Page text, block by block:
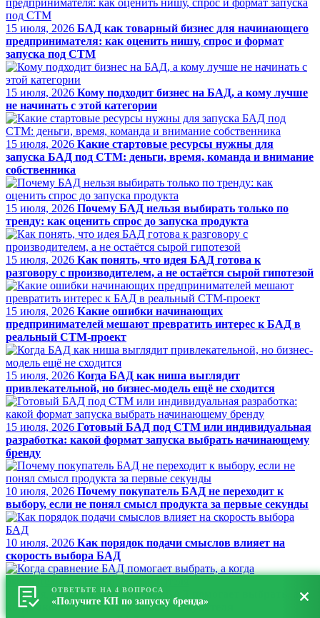
15 июля, 2026 БАД как товарный бизнес для начинающего
предпринимателя: как оценить нишу, спрос и формат
запуска под СТМ
15 июля, 2026 Кому подходит бизнес на БАД, а кому лучше
не начинать с этой категории
15 июля, 2026 Какие стартовые ресурсы нужны для
запуска БАД под СТМ: деньги, время, команда и внимание
собственника
15 июля, 2026 Почему БАД нельзя выбирать только по
тренду: как оценить спрос до запуска продукта
15 июля, 2026 Как понять, что идея БАД готова к
разговору с производителем, а не остаётся сырой гипотезой
15 июля, 2026 Какие ошибки начинающих
предпринимателей мешают превратить интерес к БАД в
реальный СТМ-проект
15 июля, 2026 Когда БАД как ниша выглядит
привлекательной, но бизнес-модель ещё не сходится
15 июля, 2026 Готовый БАД под СТМ или индивидуальная
разработка: какой формат запуска выбрать начинающему
бренду
10 июля, 2026 Почему покупатель БАД не переходит к
выбору, если не понял смысл продукта за первые секунды
10 июля, 2026 Как порядок подачи смыслов влияет на
скорость выбора БАД
10 июля, 2026 Когда сравнение БАД помогает выбрать, а
когда окончательно запутывает покупателя
ОТВЕТЬТЕ НА 4 ВОПРОСА
«Получите КП по запуску бренда»